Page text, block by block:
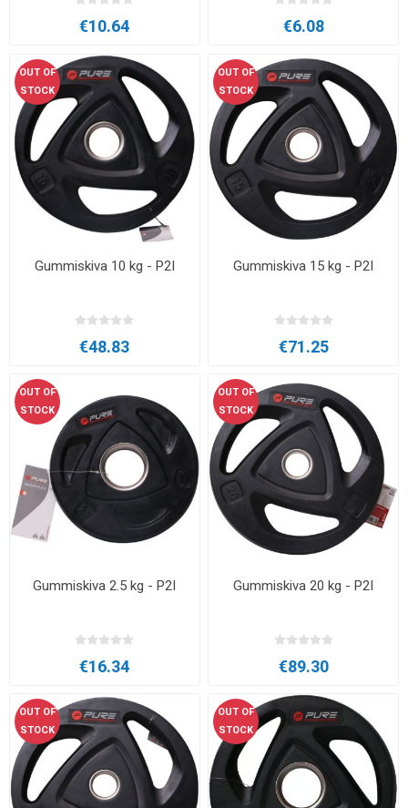
€10.64 €6.08
OUT OF
STOCK
Gummiskiva 10 kg - P2I
€48.83
OUT OF
STOCK
Gummiskiva 15 kg - P2I
€71.25
OUT OF
STOCK
Gummiskiva 2.5 kg - P2I
€16.34
OUT OF
STOCK
Gummiskiva 20 kg - P2I
€89.30
OUT OF
STOCK
OUT OF
STOCK